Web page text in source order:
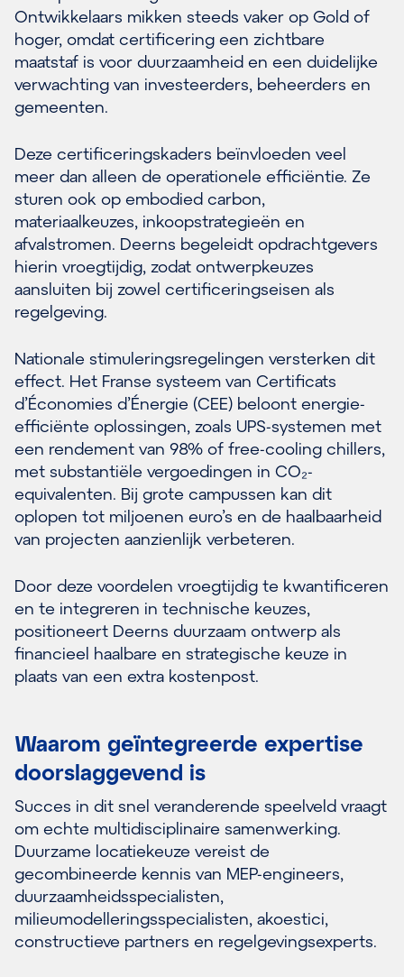
Ontwikkelaars mikken steeds vaker op Gold of
hoger, omdat certificering een zichtbare
maatstaf is voor duurzaamheid en een duidelijke
verwachting van investeerders, beheerders en
gemeenten.
Deze certificeringskaders beïnvloeden veel
meer dan alleen de operationele efficiëntie. Ze
sturen ook op embodied carbon,
materiaalkeuzes, inkoopstrategieën en
afvalstromen. Deerns begeleidt opdrachtgevers
hierin vroegtijdig, zodat ontwerpkeuzes
aansluiten bij zowel certificeringseisen als
regelgeving.
Nationale stimuleringsregelingen versterken dit
effect. Het Franse systeem van Certificats
d’Économies d’Énergie (CEE) beloont energie-
efficiënte oplossingen, zoals UPS-systemen met
een rendement van 98% of free-cooling chillers,
met substantiële vergoedingen in CO₂-
equivalenten. Bij grote campussen kan dit
oplopen tot miljoenen euro’s en de haalbaarheid
van projecten aanzienlijk verbeteren.
Door deze voordelen vroegtijdig te kwantificeren
en te integreren in technische keuzes,
positioneert Deerns duurzaam ontwerp als
financieel haalbare en strategische keuze in
plaats van een extra kostenpost.
Waarom geïntegreerde expertise
doorslaggevend is
Succes in dit snel veranderende speelveld vraagt
om echte multidisciplinaire samenwerking.
Duurzame locatiekeuze vereist de
gecombineerde kennis van MEP-engineers,
duurzaamheidsspecialisten,
milieumodelleringsspecialisten, akoestici,
constructieve partners en regelgevingsexperts.